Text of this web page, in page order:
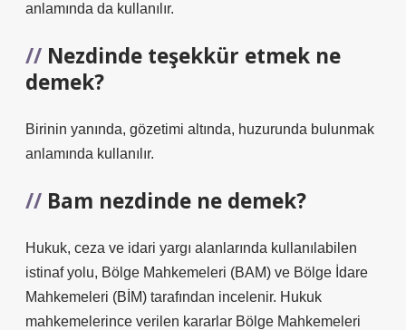
anlamında da kullanılır.
Nezdinde teşekkür etmek ne
demek?
Birinin yanında, gözetimi altında, huzurunda bulunmak
anlamında kullanılır.
Bam nezdinde ne demek?
Hukuk, ceza ve idari yargı alanlarında kullanılabilen
istinaf yolu, Bölge Mahkemeleri (BAM) ve Bölge İdare
Mahkemeleri (BİM) tarafından incelenir. Hukuk
mahkemelerince verilen kararlar Bölge Mahkemeleri